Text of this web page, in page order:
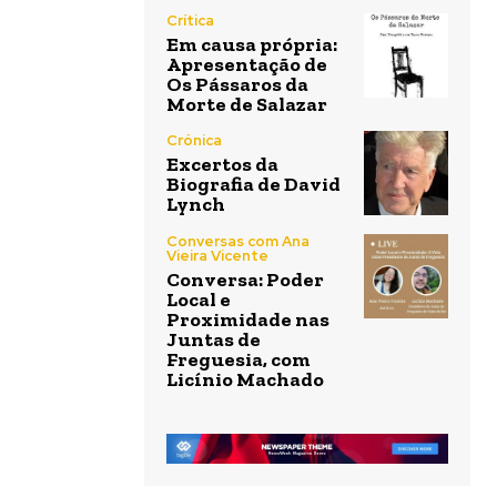
Crítica
Em causa própria:
Apresentação de
Os Pássaros da
Morte de Salazar
Crónica
Excertos da
Biografia de David
Lynch
Conversas com Ana
Vieira Vicente
Conversa: Poder
Local e
Proximidade nas
Juntas de
Freguesia, com
Licínio Machado